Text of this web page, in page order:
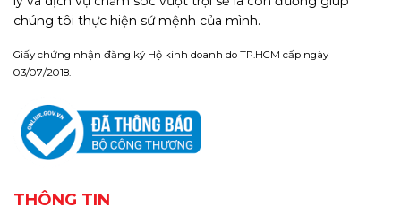
chúng tôi thực hiện sứ mệnh của mình.
Giấy chứng nhận đăng ký Hộ kinh doanh do TP.HCM cấp ngày
03/07/2018.
THÔNG TIN